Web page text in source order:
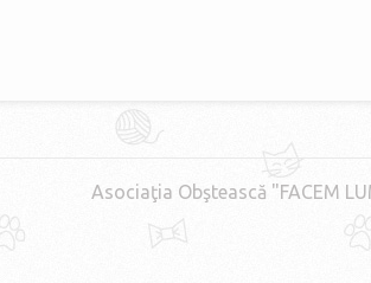
Asociaţia Obştească "FACEM